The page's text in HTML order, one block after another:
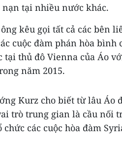
nạn tại nhiều nước khác.
ông kêu gọi tất cả các bên
cuộc đàm phán hòa bình
tại thủ đô Vienna của Áo
năm 2015.
Kurz cho biết từ lâu Áo
trò trung gian là cầu nối
chức các cuộc hòa đàm